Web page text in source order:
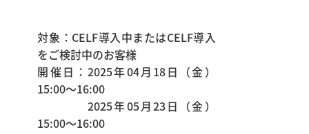
対象：CELF導入中またはCELF導入
をご検討中のお客様
開催日：2025年04月18日（金）
15:00～16:00
2025年05月23日（金）
15:00～16:00